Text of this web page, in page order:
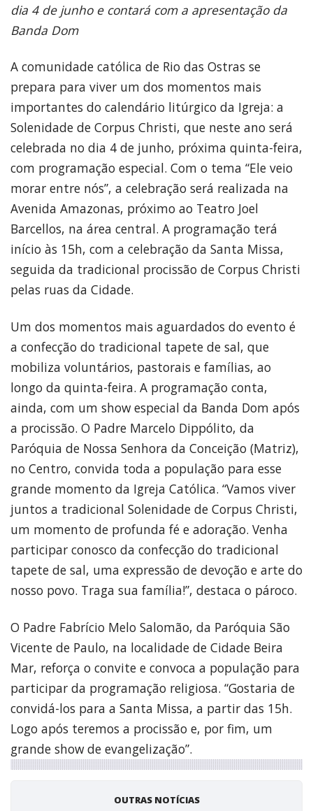
dia 4 de junho e contará com a apresentação da
Banda Dom
A comunidade católica de Rio das Ostras se
prepara para viver um dos momentos mais
importantes do calendário litúrgico da Igreja: a
Solenidade de Corpus Christi, que neste ano será
celebrada no dia 4 de junho, próxima quinta-feira,
com programação especial. Com o tema “Ele veio
morar entre nós”, a celebração será realizada na
Avenida Amazonas, próximo ao Teatro Joel
Barcellos, na área central. A programação terá
início às 15h, com a celebração da Santa Missa,
seguida da tradicional procissão de Corpus Christi
pelas ruas da Cidade.
Um dos momentos mais aguardados do evento é
a confecção do tradicional tapete de sal, que
mobiliza voluntários, pastorais e famílias, ao
longo da quinta-feira. A programação conta,
ainda, com um show especial da Banda Dom após
a procissão. O Padre Marcelo Dippólito, da
Paróquia de Nossa Senhora da Conceição (Matriz),
no Centro, convida toda a população para esse
grande momento da Igreja Católica. “Vamos viver
juntos a tradicional Solenidade de Corpus Christi,
um momento de profunda fé e adoração. Venha
participar conosco da confecção do tradicional
tapete de sal, uma expressão de devoção e arte do
nosso povo. Traga sua família!”, destaca o pároco.
O Padre Fabrício Melo Salomão, da Paróquia São
Vicente de Paulo, na localidade de Cidade Beira
Mar, reforça o convite e convoca a população para
participar da programação religiosa. “Gostaria de
convidá-los para a Santa Missa, a partir das 15h.
Logo após teremos a procissão e, por fim, um
grande show de evangelização”.
OUTRAS NOTÍCIAS